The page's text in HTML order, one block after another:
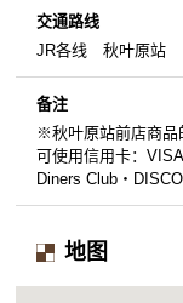
交通路线
JR各线 秋叶原站
备注
※秋叶原站前店商品
可使用信用卡：
Diners Club・
地图